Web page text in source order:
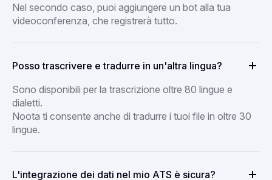
Nel secondo caso, puoi aggiungere un bot alla tua
videoconferenza, che registrerà tutto.
Posso trascrivere e tradurre in un'altra lingua?
Sono disponibili per la trascrizione oltre 80 lingue e
dialetti.
Noota ti consente anche di tradurre i tuoi file in oltre 30
lingue.
L'integrazione dei dati nel mio ATS è sicura?